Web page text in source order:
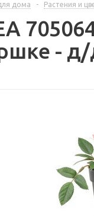
дома - Растения и
-